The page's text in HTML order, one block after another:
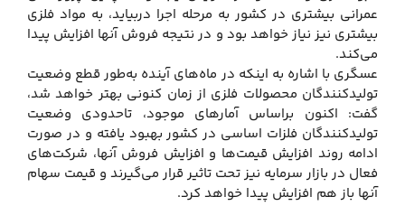
عمرانی بیشتری در کشور به مرحله اجرا دربیاید، به مواد فلزی
بیشتری نیز نیاز خواهد بود و در نتیجه فروش آنها افزایش پیدا
می‌کند.
عسگری با اشاره به اینکه در ماه‌های آینده به‌طور قطع وضعیت
تولیدکنندگان محصولات فلزی از زمان کنونی بهتر خواهد شد،
گفت: اکنون براساس آمارهای موجود، تاحدودی وضعیت
تولیدکنندگان فلزات اساسی در کشور بهبود یافته و در صورت
ادامه روند افزایش قیمت‌ها و افزایش فروش آنها، شرکت‌های
فعال در بازار سرمایه نیز تحت تاثیر قرار می‌گیرند و قیمت سهام
آنها باز هم افزایش پیدا خواهد کرد.